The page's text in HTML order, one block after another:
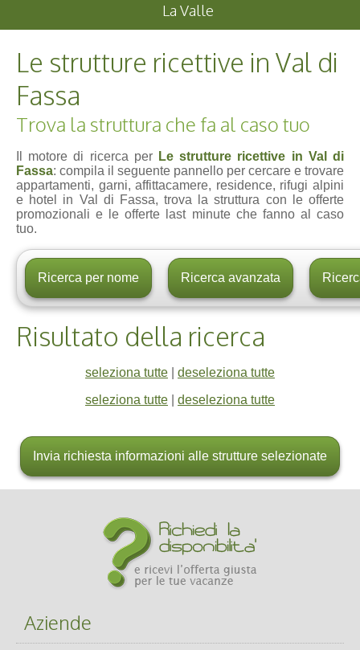
La Valle
Le strutture ricettive in Val di
Fassa
Trova la struttura che fa al caso tuo
Il motore di ricerca per Le strutture ricettive in Val di
Fassa: compila il seguente pannello per cercare e trovare
appartamenti, garni, affittacamere, residence, rifugi alpini
e hotel in Val di Fassa, trova la struttura con le offerte
promozionali e le offerte last minute che fanno al caso
tuo.
Risultato della ricerca
seleziona tutte
deseleziona tutte
seleziona tutte
deseleziona tutte
Aziende